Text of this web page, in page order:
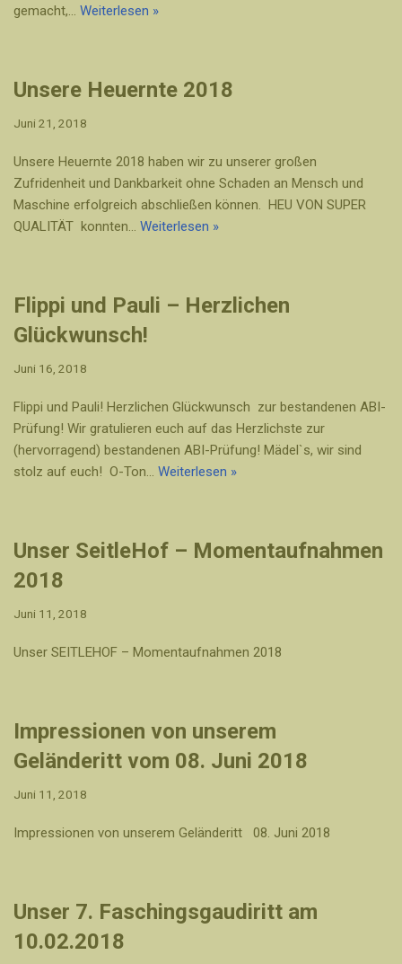
gemacht,… Weiterlesen »
Unsere Heuernte 2018
Juni 21, 2018
Unsere Heuernte 2018 haben wir zu unserer großen
Zufridenheit und Dankbarkeit ohne Schaden an Mensch und
Maschine erfolgreich abschließen können. HEU VON SUPER
QUALITÄT konnten… Weiterlesen »
Flippi und Pauli – Herzlichen
Glückwunsch!
Juni 16, 2018
Flippi und Pauli! Herzlichen Glückwunsch zur bestandenen ABI-
Prüfung! Wir gratulieren euch auf das Herzlichste zur
(hervorragend) bestandenen ABI-Prüfung! Mädel`s, wir sind
stolz auf euch! O-Ton… Weiterlesen »
Unser SeitleHof – Momentaufnahmen
2018
Juni 11, 2018
Unser SEITLEHOF – Momentaufnahmen 2018
Impressionen von unserem
Geländeritt vom 08. Juni 2018
Juni 11, 2018
Impressionen von unserem Geländeritt 08. Juni 2018
Unser 7. Faschingsgaudiritt am
10.02.2018